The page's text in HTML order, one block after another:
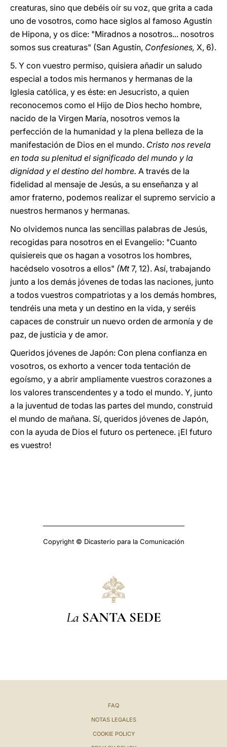
creaturas, sino que debéis oír su voz, que grita a cada
uno de vosotros, como hace siglos al famoso Agustín
de Hipona, y os dice: "Miradnos a nosotros... nosotros
somos sus creaturas" (San Agustín, Confesiones, X, 6).
5. Y con vuestro permiso, quisiera añadir un saludo
especial a todos mis hermanos y hermanas de la
Iglesia católica, y es éste: en Jesucristo, a quien
reconocemos como el Hijo de Dios hecho hombre,
nacido de la Virgen María, nosotros vemos la
perfección de la humanidad y la plena belleza de la
manifestación de Dios en el mundo. Cristo nos revela
en toda su plenitud el significado del mundo y la
dignidad y el destino del hombre. A través de la
fidelidad al mensaje de Jesús, a su enseñanza y al
amor fraterno, podemos realizar el supremo servicio a
nuestros hermanos y hermanas.
No olvidemos nunca las sencillas palabras de Jesús,
recogidas para nosotros en el Evangelio: "Cuanto
quisiereis que os hagan a vosotros los hombres,
hacédselo vosotros a ellos" (Mt7, 12). Así, trabajando
junto a los demás jóvenes de todas las naciones, junto
a todos vuestros compatriotas y a los demás hombres,
tendréis una meta y un destino en la vida, y seréis
capaces de construir un nuevo orden de armonía y de
paz, de justicia y de amor.
Queridos jóvenes de Japón: Con plena confianza en
vosotros, os exhorto a vencer toda tentación de
egoísmo, y a abrir ampliamente vuestros corazones a
los valores transcendentes y a todo el mundo. Y, junto
a la juventud de todas las partes del mundo, construid
el mundo de mañana. Sí, queridos jóvenes de Japón,
con la ayuda de Dios el futuro os pertenece. ¡El futuro
es vuestro!
Copyright © Dicasterio para la Comunicación
La SANTA SEDE
FAQ
NOTAS LEGALES
COOKIE POLICY